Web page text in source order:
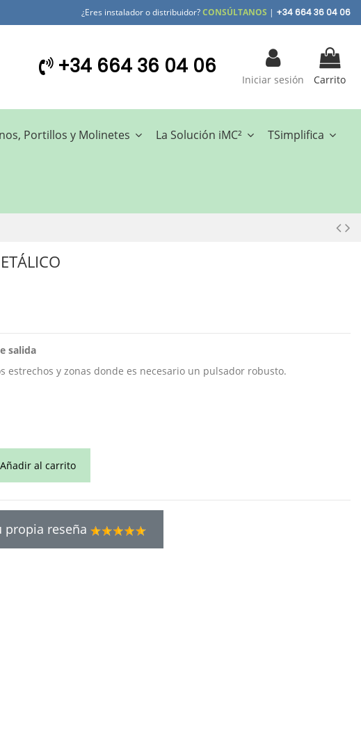
¿Eres instalador o distribuidor?CONSÚLTANOS | +34 664 36 04 06
+34 664 36 04 06
Iniciar sesión Carrito
Portillos y Molinetes La Solución iMC² TSimplifica
salida
estrechos y zonas donde es necesario un pulsador robusto.
Añadir al carrito
propia reseña